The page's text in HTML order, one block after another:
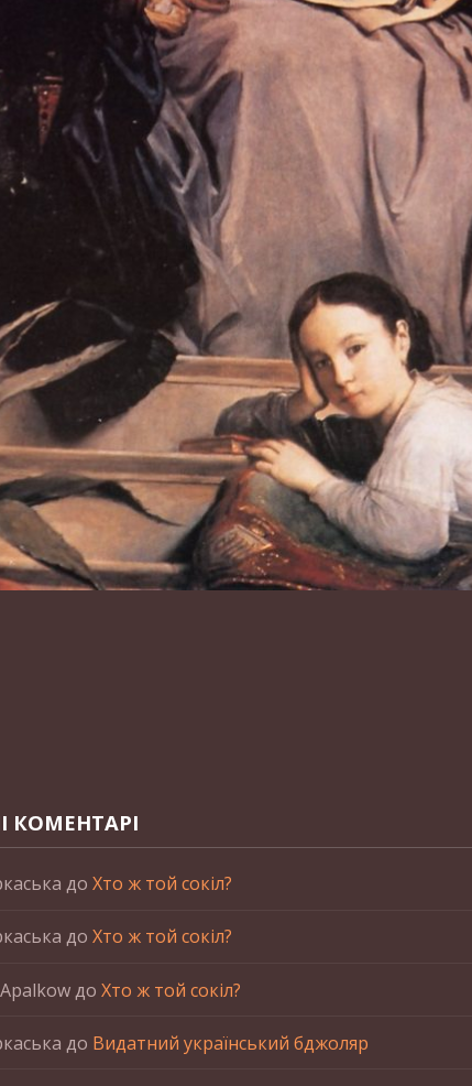
КОМЕНТАРІ
до Хто ж той сокіл?
до Хто ж той сокіл?
до Хто ж той сокіл?
до Видатний український бджоляр